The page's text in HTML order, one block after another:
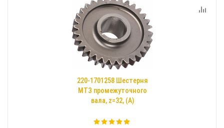
220-1701258 Шестерня
МТЗ промежуточного
вала, z=32, (А)